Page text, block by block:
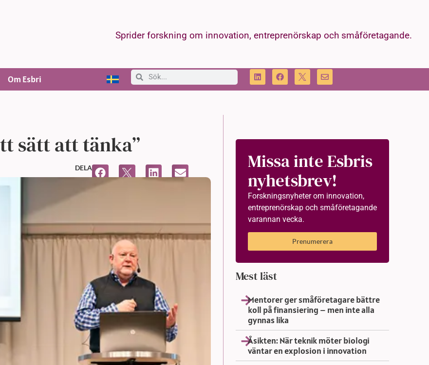
Sprider forskning om innovation, entreprenörskap och småföretagande.
Om Esbri
sätt att tänka”
3:27 e m
DELA
Missa inte Esbris
nyhetsbrev!
Forskningsnyheter om innovation,
entreprenörskap och småföretagande
varannan vecka.
Prenumerera
Mest läst
Mentorer ger småföretagare bättre
koll på finansiering – men inte alla
gynnas lika
Åsikten: När teknik möter biologi
väntar en explosion i innovation